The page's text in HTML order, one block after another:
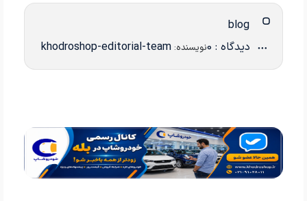
دیدگاه : 0 نویسنده: khodroshop-editorial-team